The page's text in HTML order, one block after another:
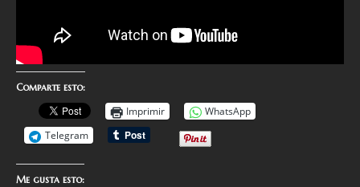
Comparte esto:
Imprimir
WhatsApp
Telegram
Me gusta esto: